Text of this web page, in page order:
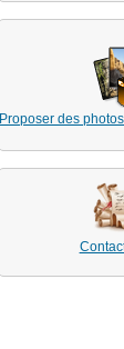
Proposer des